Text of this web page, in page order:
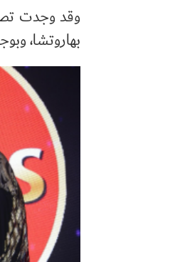
وقد وجدت
بهاروتشا،